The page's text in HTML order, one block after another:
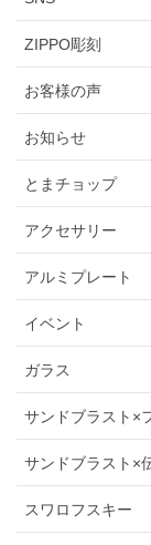
ZIPPO彫刻
お客様の声
お知らせ
とまチョップ
アクセサリー
アルミプレート
イベント
ガラス
サンドブラスト×
サンドブラスト×
スワロフスキー